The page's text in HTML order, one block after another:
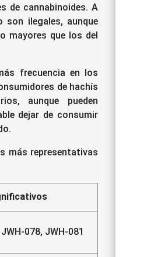
de cannabinoides.A
son ilegales, aunque
mayores que los del
frecuencia en los
de hachís
aunque pueden
dejar de consumir
más representativas
078, JWH-081